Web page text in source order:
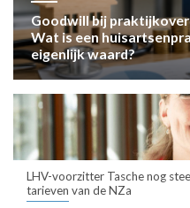
Goodwill bij
Wat is een
eigenlijk waard?
LHV-voorzitter Tasche nog
tarieven van de NZa